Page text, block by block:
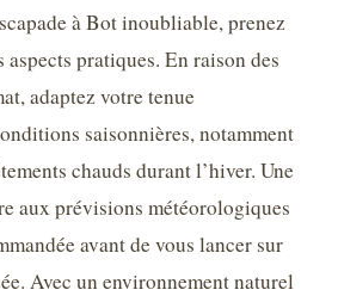
à Bot inoubliable, prenez
aspects pratiques. En raison des
adaptez votre tenue
saisonnières, notamment
chauds durant l’hiver. Une
aux prévisions météorologiques
avant de vous lancer sur
Avec un environnement naturel